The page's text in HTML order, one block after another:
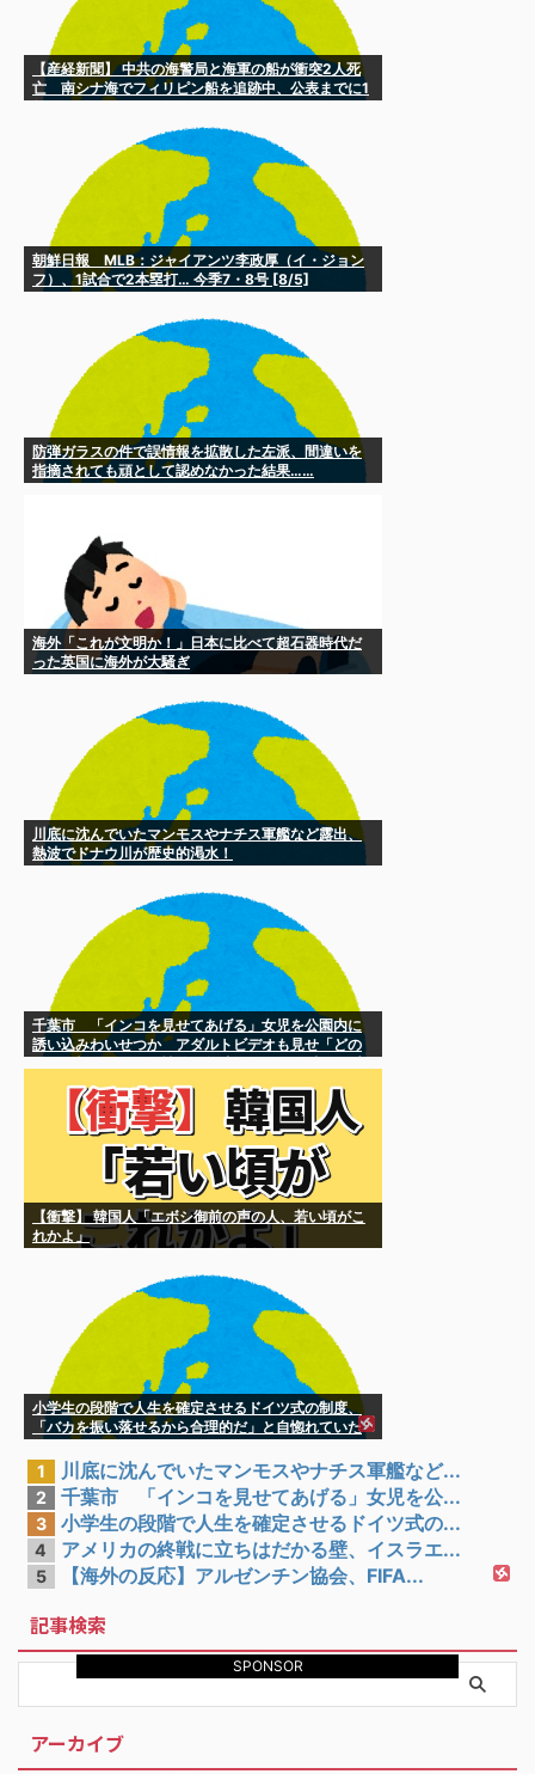
SPONSOR
【産経新聞】 中共の海警局と海軍の船が衝突2人死
亡 南シナ海でフィリピン船を追跡中、公表までに1
朝鮮日報 MLB：ジャイアンツ李政厚（イ・ジョン
フ）、1試合で2本塁打… 今季7・8号 [8/5]
防弾ガラスの件で誤情報を拡散した左派、間違いを
指摘されても頑として認めなかった結果……
海外「これが文明か！」日本に比べて超石器時代だ
った英国に海外が大騒ぎ
川底に沈んでいたマンモスやナチス軍艦など露出、
熱波でドナウ川が歴史的渇水！
千葉市 「インコを見せてあげる」女児を公園内に
誘い込みわいせつか アダルトビデオも見せ「どの
捕 [8/7]
【衝撃】 韓国人「エボシ御前の声の人、若い頃がこ
れかよ」
小学生の段階で人生を確定させるドイツ式の制度、
「バカを振い落せるから合理的だ」と自惚れていた
1 川底に沈んでいたマンモスやナチス軍艦など...
2 千葉市 「インコを見せてあげる」女児を公...
3 小学生の段階で人生を確定させるドイツ式の...
4 アメリカの終戦に立ちはだかる壁、イスラエ...
5 【海外の反応】アルゼンチン協会、FIFA...
記事検索
アーカイブ